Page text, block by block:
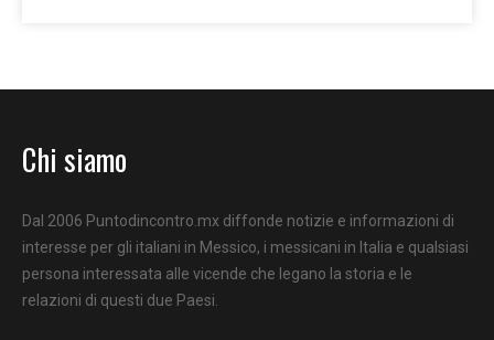
Chi siamo
Dal 2006 Puntodincontro.mx diffonde notizie e informazioni di
interesse per gli italiani in Messico, i messicani in Italia e qualsiasi
persona interessata alle vicende che legano la storia e le
relazioni di questi due Paesi.